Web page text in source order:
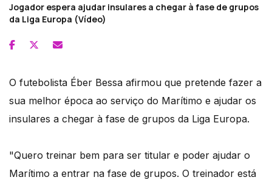
Jogador espera ajudar insulares a chegar à fase de grupos
da Liga Europa (Vídeo)
O futebolista Éber Bessa afirmou que pretende fazer a
sua melhor época ao serviço do Marítimo e ajudar os
insulares a chegar à fase de grupos da Liga Europa.
"Quero treinar bem para ser titular e poder ajudar o
Marítimo a entrar na fase de grupos. O treinador está